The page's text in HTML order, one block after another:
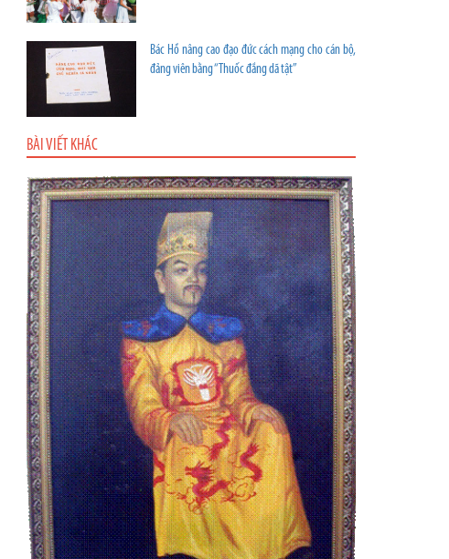
Bác Hồ nâng cao đạo đức cách mạng cho cán bộ,
đảng viên bằng “Thuốc đắng dã tật”
BÀI VIẾT KHÁC